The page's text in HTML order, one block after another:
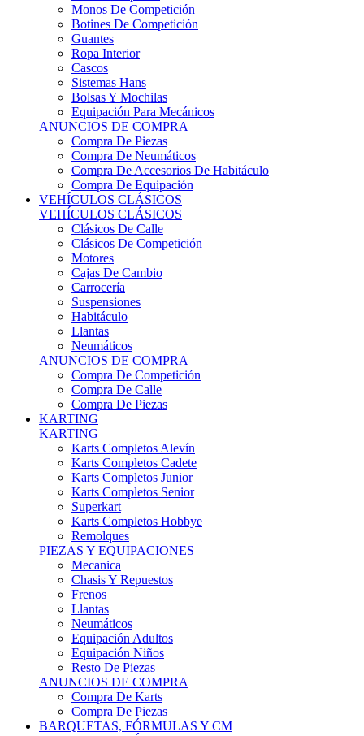
Botines De Competición
Guantes
Ropa Interior
Cascos
Sistemas Hans
Bolsas Y Mochilas
Equipación Para Mecánicos
ANUNCIOS DE COMPRA
Compra De Piezas
Compra De Neumáticos
Compra De Accesorios De Habitáculo
Compra De Equipación
VEHÍCULOS CLÁSICOS
VEHÍCULOS CLÁSICOS
Clásicos De Calle
Clásicos De Competición
Motores
Cajas De Cambio
Carrocería
Suspensiones
Habitáculo
Llantas
Neumáticos
ANUNCIOS DE COMPRA
Compra De Competición
Compra De Calle
Compra De Piezas
KARTING
KARTING
Karts Completos Alevín
Karts Completos Cadete
Karts Completos Junior
Karts Completos Senior
Superkart
Karts Completos Hobbye
Remolques
PIEZAS Y EQUIPACIONES
Mecanica
Chasis Y Repuestos
Frenos
Llantas
Neumáticos
Equipación Adultos
Equipación Niños
Resto De Piezas
ANUNCIOS DE COMPRA
Compra De Karts
Compra De Piezas
BARQUETAS, FÓRMULAS Y CM
BARQUETAS, FÓRMULAS Y CM